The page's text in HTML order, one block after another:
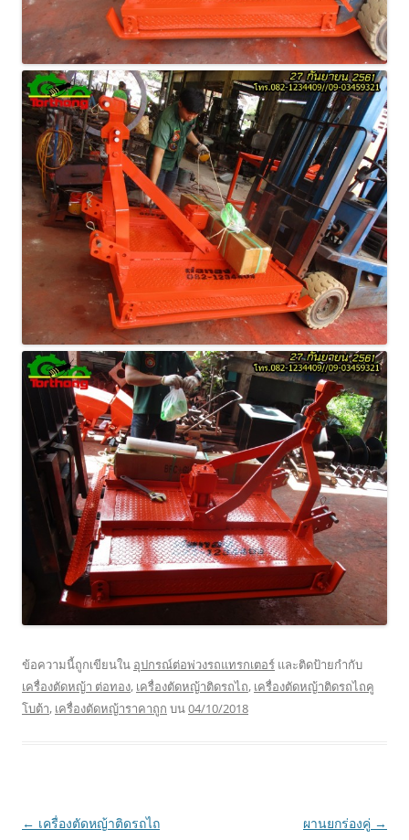
ข้อความนี้ถูกเขียนใน อุปกรณ์ต่อพ่วงรถแทรกเตอร์ และติดป้ายกำกับ
เครื่องตัดหญ้า ต่อทอง, เครื่องตัดหญ้าติดรถไถ, เครื่องตัดหญ้าติดรถไถคู
โบต้า, เครื่องตัดหญ้าราคาถูก บน04/10/2018
เมนู
← เครื่องตัดหญ้าติดรถไถ ผานยกร่องคู่ →